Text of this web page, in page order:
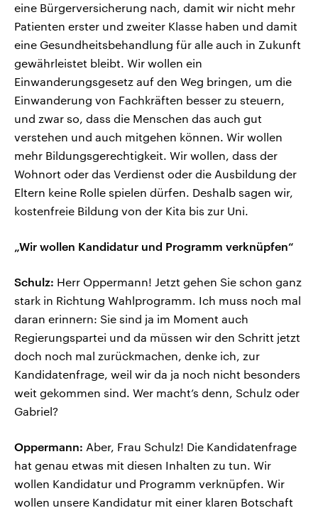
eine Bürgerversicherung nach, damit wir nicht mehr
Patienten erster und zweiter Klasse haben und damit
eine Gesundheitsbehandlung für alle auch in Zukunft
gewährleistet bleibt. Wir wollen ein
Einwanderungsgesetz auf den Weg bringen, um die
Einwanderung von Fachkräften besser zu steuern,
und zwar so, dass die Menschen das auch gut
verstehen und auch mitgehen können. Wir wollen
mehr Bildungsgerechtigkeit. Wir wollen, dass der
Wohnort oder das Verdienst oder die Ausbildung der
Eltern keine Rolle spielen dürfen. Deshalb sagen wir,
kostenfreie Bildung von der Kita bis zur Uni.
„Wir wollen Kandidatur und Programm verknüpfen“
Schulz: Herr Oppermann! Jetzt gehen Sie schon ganz
stark in Richtung Wahlprogramm. Ich muss noch mal
daran erinnern: Sie sind ja im Moment auch
Regierungspartei und da müssen wir den Schritt jetzt
doch noch mal zurückmachen, denke ich, zur
Kandidatenfrage, weil wir da ja noch nicht besonders
weit gekommen sind. Wer macht’s denn, Schulz oder
Gabriel?
Oppermann: Aber, Frau Schulz! Die Kandidatenfrage
hat genau etwas mit diesen Inhalten zu tun. Wir
wollen Kandidatur und Programm verknüpfen. Wir
wollen unsere Kandidatur mit einer klaren Botschaft